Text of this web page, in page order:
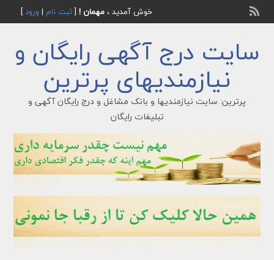
خوش آمدید ، مهمان ![ثبت نام | ورود]
سایت درج آگهی رایگان و
نیازمندیهای پرترین
پرترین: سایت نیازمندیها و بانک مشاغل و درج رایگان آگهی و
تبلیغات رایگان